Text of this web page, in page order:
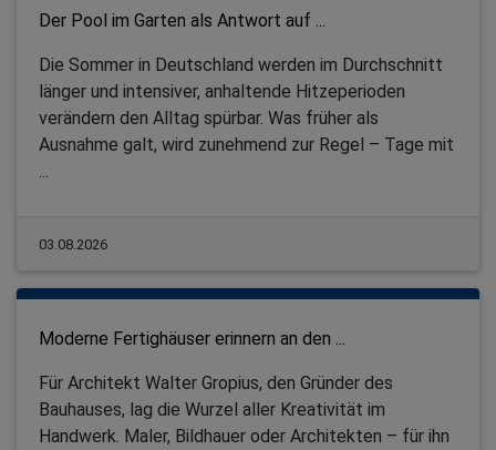
Der Pool im Garten als Antwort auf ...
Die Sommer in Deutschland werden im Durchschnitt
länger und intensiver, anhaltende Hitzeperioden
verändern den Alltag spürbar. Was früher als
Ausnahme galt, wird zunehmend zur Regel – Tage mit
03.08.2026
Moderne Fertighäuser erinnern an den ...
Für Architekt Walter Gropius, den Gründer des
Bauhauses, lag die Wurzel aller Kreativität im
Handwerk. Maler, Bildhauer oder Architekten – für ihn